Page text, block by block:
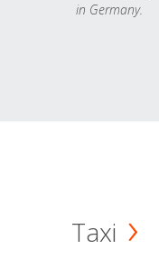
in Germany.
Taxi